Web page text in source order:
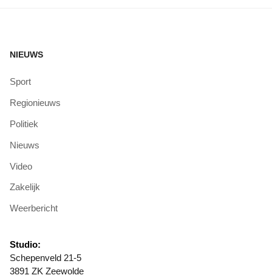
NIEUWS
Sport
Regionieuws
Politiek
Nieuws
Video
Zakelijk
Weerbericht
Studio:
Schepenveld 21-5
3891 ZK Zeewolde